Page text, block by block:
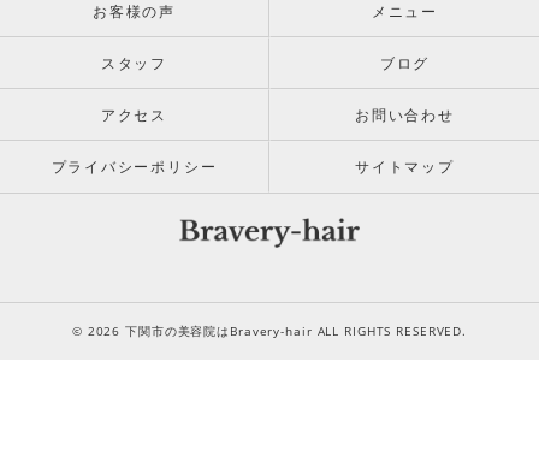
お客様の声 メニュー
スタッフ ブログ
アクセス お問い合わせ
プライバシーポリシー サイトマップ
© 2026 下関市の美容院はBravery-hair ALL RIGHTS RESERVED.